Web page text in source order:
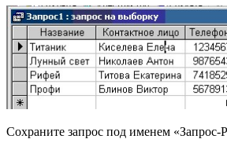
Сохраните запрос под именем «Запрос-